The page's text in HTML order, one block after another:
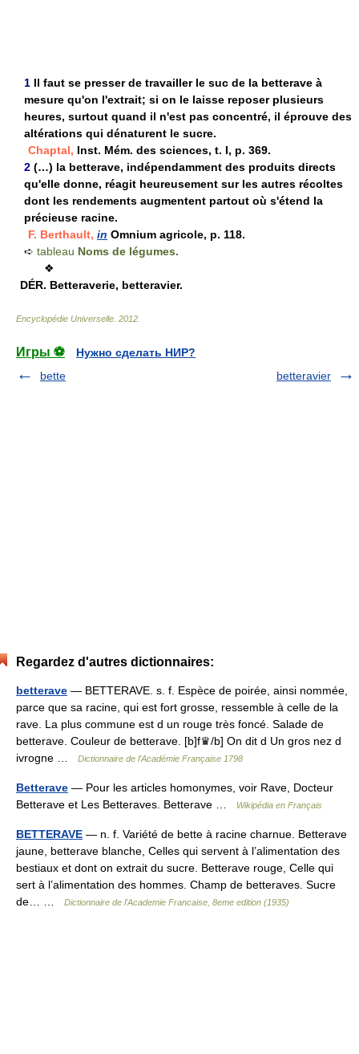
1 Il faut se presser de travailler le suc de la betterave à
mesure qu'on l'extrait; si on le laisse reposer plusieurs
heures, surtout quand il n'est pas concentré, il éprouve des
altérations qui dénaturent le sucre.
Chaptal, Inst. Mém. des sciences, t. I, p. 369.
2 (…) la betterave, indépendamment des produits directs
qu'elle donne, réagit heureusement sur les autres récoltes
dont les rendements augmentent partout où s'étend la
précieuse racine.
F. Berthault, in Omnium agricole, p. 118.
➪ tableau Noms de légumes.
❖
DÉR. Betteraverie, betteravier.
Encyclopédie Universelle 2012
Игры ⚽
Нужно сделать НИР?
bette
betteravier
Regardez d'autres dictionnaires:
betterave — BETTERAVE. s. f. Espèce de poirée, ainsi nommée,
parce que sa racine, qui est fort grosse, ressemble à celle de la
rave. La plus commune est d un rouge très foncé. Salade de
betterave. Couleur de betterave. [b]f♛/b] On dit d Un gros nez d
ivrogne …
Dictionnaire de l'Académie Française 1798
Betterave — Pour les articles homonymes, voir Rave, Docteur
Betterave et Les Betteraves. Betterave …
Wikipédia en Français
BETTERAVE — n. f. Variété de bette à racine charnue. Betterave
jaune, betterave blanche, Celles qui servent à l’alimentation des
bestiaux et dont on extrait du sucre. Betterave rouge, Celle qui
sert à l’alimentation des hommes. Champ de betteraves. Sucre
de… …
Dictionnaire de l'Academie Francaise, 8eme edition (1935)